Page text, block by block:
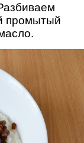
промытый